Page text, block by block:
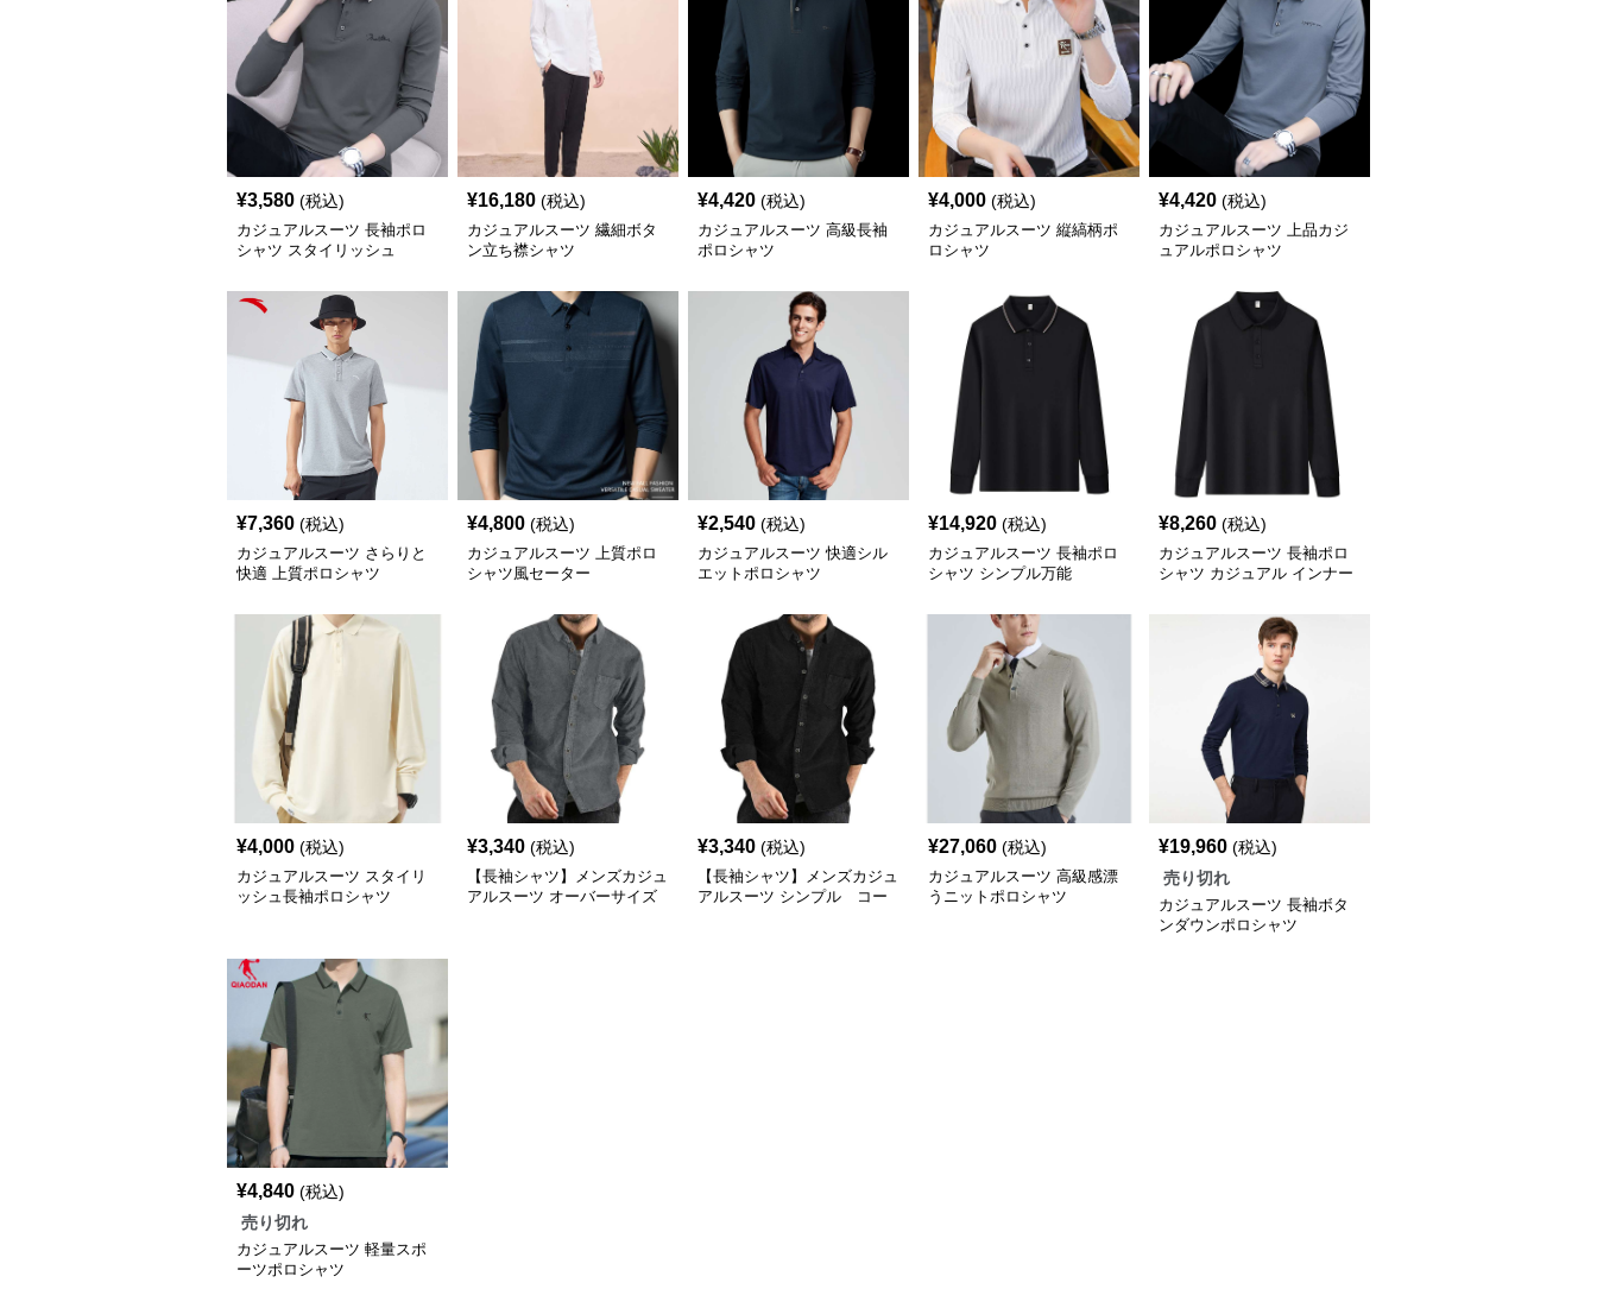
¥3,580 (税込)
カジュアルスーツ 長袖ポロ
シャツ スタイリッシュ
¥16,180 (税込)
カジュアルスーツ 繊細ボタ
ン立ち襟シャツ
¥4,420 (税込)
カジュアルスーツ 高級長袖
ポロシャツ
¥4,000 (税込)
カジュアルスーツ 縦縞柄ポ
ロシャツ
¥4,420 (税込)
カジュアルスーツ 上品カジ
ュアルポロシャツ
¥7,360 (税込)
カジュアルスーツ さらりと
快適 上質ポロシャツ
¥4,800 (税込)
カジュアルスーツ 上質ポロ
シャツ風セーター
¥2,540 (税込)
カジュアルスーツ 快適シル
エットポロシャツ
¥14,920 (税込)
カジュアルスーツ 長袖ポロ
シャツ シンプル万能
¥8,260 (税込)
カジュアルスーツ 長袖ポロ
シャツ カジュアル インナー
¥4,000 (税込)
カジュアルスーツ スタイリ
ッシュ長袖ポロシャツ
¥3,340 (税込)
【長袖シャツ】メンズカジュ
アルスーツ オーバーサイズ
¥3,340 (税込)
【長袖シャツ】メンズカジュ
アルスーツ シンプル コー
¥27,060 (税込)
カジュアルスーツ 高級感漂
うニットポロシャツ
¥19,960 (税込)
売り切れ
カジュアルスーツ 長袖ボタ
ンダウンポロシャツ
¥4,840 (税込)
売り切れ
カジュアルスーツ 軽量スポ
ーツポロシャツ